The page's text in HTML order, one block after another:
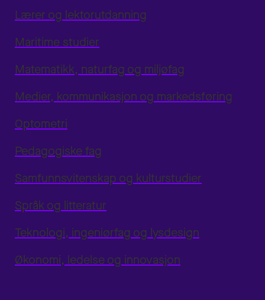
Lærer og lektorutdanning
Maritime studier
Matematikk, naturfag og miljøfag
Medier, kommunikasjon og markedsføring
Optometri
Pedagogiske fag
Samfunnsvitenskap og kulturstudier
Språk og litteratur
Teknologi, ingeniørfag og lysdesign
Økonomi, ledelse og innovasjon